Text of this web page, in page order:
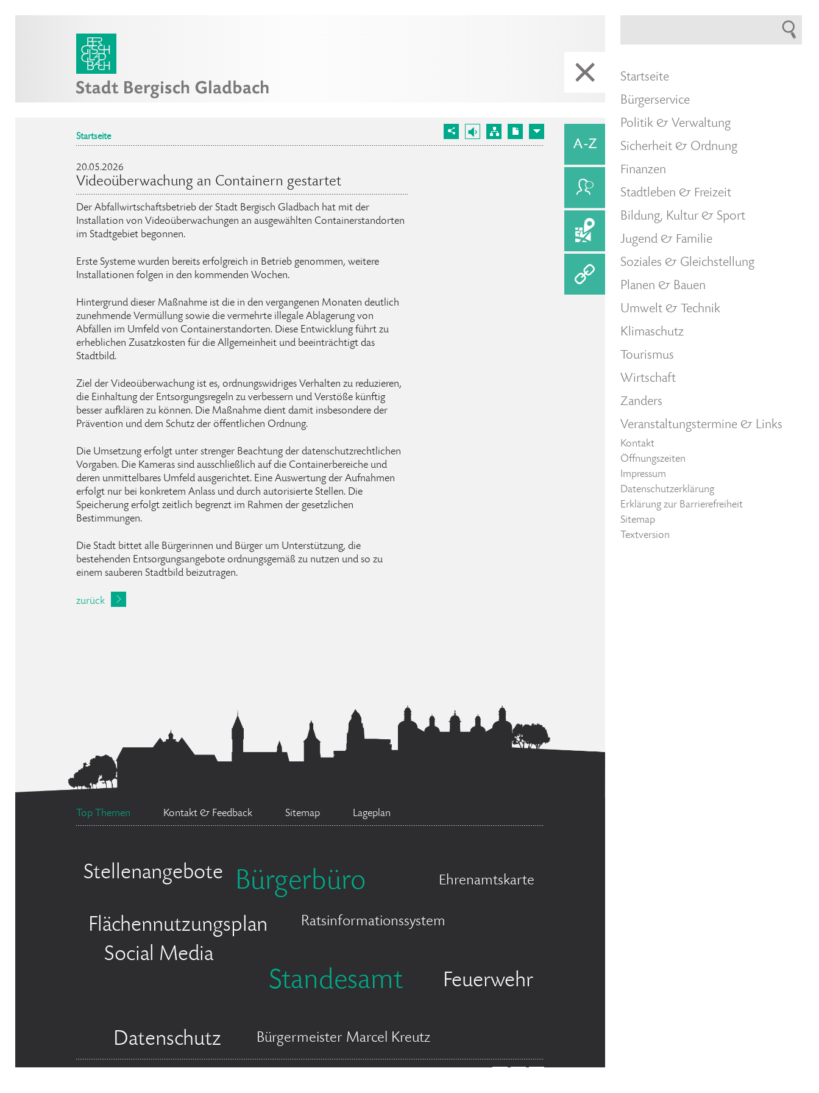
Startseite
20.05.2026
Videoüberwachung an Containern gestartet
Der Abfallwirtschaftsbetrieb der Stadt Bergisch Gladbach hat mit der
Installation von Videoüberwachungen an ausgewählten Containerstandorten
im Stadtgebiet begonnen.
Erste Systeme wurden bereits erfolgreich in Betrieb genommen, weitere
Installationen folgen in den kommenden Wochen.
Hintergrund dieser Maßnahme ist die in den vergangenen Monaten deutlich
zunehmende Vermüllung sowie die vermehrte illegale Ablagerung von
Abfällen im Umfeld von Containerstandorten. Diese Entwicklung führt zu
erheblichen Zusatzkosten für die Allgemeinheit und beeinträchtigt das
Stadtbild.
Ziel der Videoüberwachung ist es, ordnungswidriges Verhalten zu reduzieren,
die Einhaltung der Entsorgungsregeln zu verbessern und Verstöße künftig
besser aufklären zu können. Die Maßnahme dient damit insbesondere der
Prävention und dem Schutz der öffentlichen Ordnung.
Die Umsetzung erfolgt unter strenger Beachtung der datenschutzrechtlichen
Vorgaben. Die Kameras sind ausschließlich auf die Containerbereiche und
deren unmittelbares Umfeld ausgerichtet. Eine Auswertung der Aufnahmen
erfolgt nur bei konkretem Anlass und durch autorisierte Stellen. Die
Speicherung erfolgt zeitlich begrenzt im Rahmen der gesetzlichen
Bestimmungen.
Die Stadt bittet alle Bürgerinnen und Bürger um Unterstützung, die
bestehenden Entsorgungsangebote ordnungsgemäß zu nutzen und so zu
einem sauberen Stadtbild beizutragen.
zurück
Top Themen Kontakt & Feedback Sitemap Lageplan
Stellenangebote Bürgerbüro Ehrenamtskarte
Flächennutzungsplan Ratsinformationssystem
Social Media
Standesamt Feuerwehr
Datenschutz Bürgermeister Marcel Kreutz
Startseite
Bürgerservice
Politik & Verwaltung
Sicherheit & Ordnung
Finanzen
Stadtleben & Freizeit
Bildung, Kultur & Sport
Jugend & Familie
Soziales & Gleichstellung
Planen & Bauen
Umwelt & Technik
Klimaschutz
Tourismus
Wirtschaft
Zanders
Veranstaltungstermine & Links
Kontakt
Öffnungszeiten
Impressum
Datenschutzerklärung
Erklärung zur Barrierefreiheit
Sitemap
Textversion